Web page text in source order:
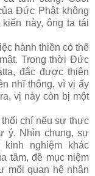
Ðức Phật không
này, ông ta tái
hành thiền có thể
Trong thời Ðức
đắc được thiên
nhĩ thông, vì vị ấy
vị này còn bị một
chí nếu sự thực
ý. Nhìn chung, sự
nghiệm khác
tâm, đề mục niệm
mối quan hệ nhân